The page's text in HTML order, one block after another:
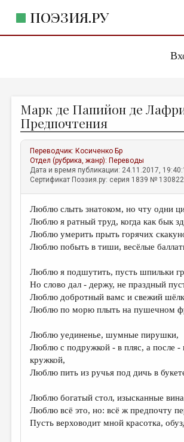
ПОЭЗИЯ.РУ
ЖАНРЫ
АВТОРЫ
КОММЕНТАРИИ
ЛИТСАЛОН
ПРАВИЛА САЙТА
ОТДЕЛЫ И РУБРИКИ
ДАЙДЖЕСТ
ПРОИЗВЕДЕНИЯ
КОНКУРСЫ
ДЕТСКАЯ КОМНАТА
ОБЗОР ЛИТЕРАТУРЫ
Марк де Папийон де
Предпочтения
Переводчик: Косиченко Бр
Отдел (рубрика, жанр): Переводы
Дата и время публикации: 24.11.2017,
Сертификат Поэзия.ру: серия 1839 № 130822
Люблю слыть знатоком, но чту одни
Люблю я ратный труд, когда как бык
Люблю умерить прыть горячих
Люблю побыть в тиши, весёлые
Люблю я подшутить, пусть шпильки
Но слово дал - держу, не праздный
Люблю добротный вамс и свежий шёлк
Люблю по морю плыть на пушечном
Люблю уединенье, шумные пирушки,
Люблю с подружкой - в пляс, а после -
кружкой,
Люблю пить из ручья под дичь в
Люблю богатый стол, изысканные
Люблю всё это, но: всё ж предпочту
Пусть верховодит мной красотка,